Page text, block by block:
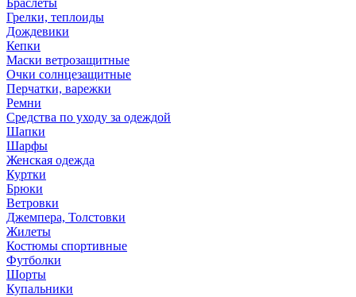
Браслеты
Грелки, теплоиды
Дождевики
Кепки
Маски ветрозащитные
Очки солнцезащитные
Перчатки, варежки
Ремни
Средства по уходу за одеждой
Шапки
Шарфы
Женская одежда
Куртки
Брюки
Ветровки
Джемпера, Толстовки
Жилеты
Костюмы спортивные
Футболки
Шорты
Купальники